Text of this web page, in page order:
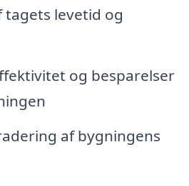
tagets levetid og
og besparelser
af bygningens